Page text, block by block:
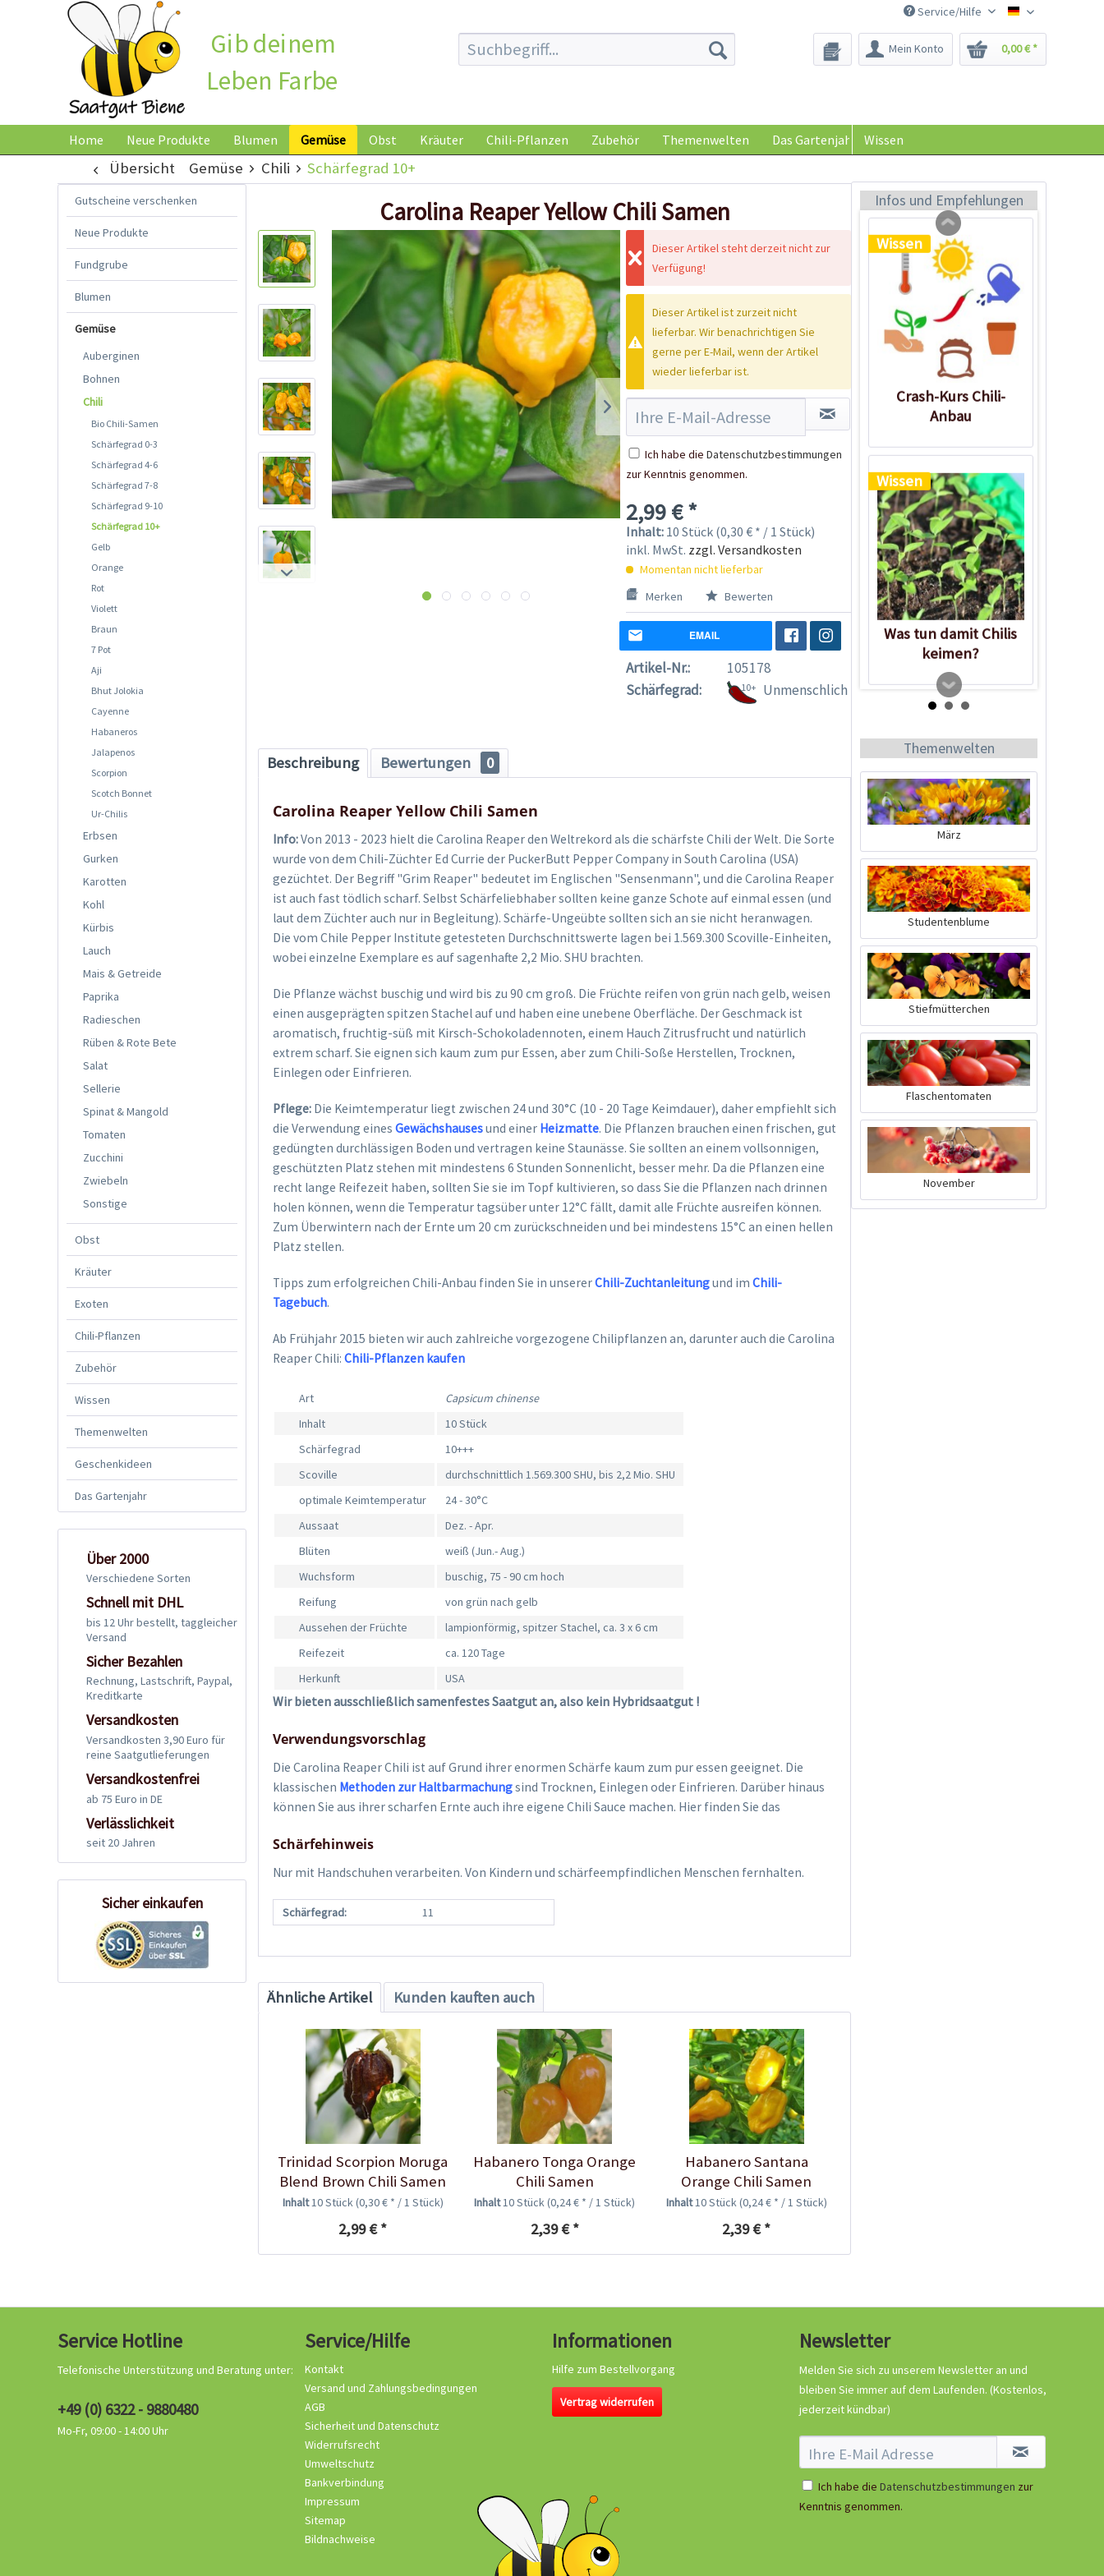
Saatgut-Biene
Service/Hilfe
Gib deinem
Leben Farbe
Mein Konto 0,00 € *
Home Neue Produkte Blumen Gemüse Obst Kräuter Chili-Pflanzen Zubehör Themenwelten Das Gartenjahr Wissen
Übersicht Gemüse Chili Schärfegrad 10+
Gutscheine verschenken
Neue Produkte
Fundgrube
Blumen
Gemüse
Auberginen
Bohnen
Chili
Bio Chili-Samen
Schärfegrad 0-3
Schärfegrad 4-6
Schärfegrad 7-8
Schärfegrad 9-10
Schärfegrad 10+
Gelb
Orange
Rot
Violett
Braun
7 Pot
Aji
Bhut Jolokia
Cayenne
Habaneros
Jalapenos
Scorpion
Scotch Bonnet
Ur-Chilis
Erbsen
Gurken
Karotten
Kohl
Kürbis
Lauch
Mais & Getreide
Paprika
Radieschen
Rüben & Rote Bete
Salat
Sellerie
Spinat & Mangold
Tomaten
Zucchini
Zwiebeln
Sonstige
Obst
Kräuter
Exoten
Chili-Pflanzen
Zubehör
Wissen
Themenwelten
Geschenkideen
Das Gartenjahr
Über 2000
Verschiedene Sorten
Schnell mit DHL
bis 12 Uhr bestellt, taggleicher
Versand
Sicher Bezahlen
Rechnung, Lastschrift, Paypal,
Kreditkarte
Versandkosten
Versandkosten 3,90 Euro für
reine Saatgutlieferungen
Versandkostenfrei
ab 75 Euro in DE
Verlässlichkeit
seit 20 Jahren
Sicher einkaufen
Carolina Reaper Yellow Chili Samen
Dieser Artikel steht derzeit nicht zur
Verfügung!
Dieser Artikel ist zurzeit nicht
lieferbar. Wir benachrichtigen Sie
gerne per E-Mail, wenn der Artikel
wieder lieferbar ist.
Ich habe die Datenschutzbestimmungen
zur Kenntnis genommen.
2,99 € *
Inhalt: 10 Stück (0,30 € * / 1 Stück)
inkl. MwSt. zzgl. Versandkosten
Momentan nicht lieferbar
Merken
Bewerten
EMAIL
Artikel-Nr.:
105178
Schärfegrad:
10+ Unmenschlich
Beschreibung Bewertungen 0
Carolina Reaper Yellow Chili Samen
Info:Von 2013 - 2023 hielt die Carolina Reaper den Weltrekord als die schärfste Chili der Welt. Die Sorte
wurde von dem Chili-Züchter Ed Currie der PuckerButt Pepper Company in South Carolina (USA)
gezüchtet. Der Begriff "Grim Reaper" bedeutet im Englischen "Sensenmann", und die Carolina Reaper
ist auch fast tödlich scharf. Selbst Schärfeliebhaber sollten keine ganze Schote auf einmal essen (und
laut dem Züchter auch nur in Begleitung). Schärfe-Ungeübte sollten sich an sie nicht heranwagen.
Die vom Chile Pepper Institute getesteten Durchschnittswerte lagen bei 1.569.300 Scoville-Einheiten,
wobei einzelne Exemplare es auf sagenhafte 2,2 Mio. SHU brachten.
Die Pflanze wächst buschig und wird bis zu 90 cm groß. Die Früchte reifen von grün nach gelb, weisen
einen ausgeprägten spitzen Stachel auf und haben eine unebene Oberfläche. Der Geschmack ist
aromatisch, fruchtig-süß mit Kirsch-Schokoladennoten, einem Hauch Zitrusfrucht und natürlich
extrem scharf. Sie eignen sich kaum zum pur Essen, aber zum Chili-Soße Herstellen, Trocknen,
Einlegen oder Einfrieren.
Pflege: Die Keimtemperatur liegt zwischen 24 und 30°C (10 - 20 Tage Keimdauer), daher empfiehlt sich
die Verwendung einesGewächshausesund einer Heizmatte. Die Pflanzen brauchen einen frischen, gut
gedüngten durchlässigen Boden und vertragen keine Staunässe. Sie sollten an einem vollsonnigen,
geschützten Platz stehen mit mindestens 6 Stunden Sonnenlicht, besser mehr. Da die Pflanzen eine
recht lange Reifezeit haben, sollten Sie sie im Topf kultivieren, so dass Sie die Pflanzen nach drinnen
holen können, wenn die Temperatur tagsüber unter 12°C fällt, damit alle Früchte ausreifen können.
Zum Überwintern nach der Ernte um 20 cm zurückschneiden und bei mindestens 15°C an einen hellen
Platz stellen.
Tipps zum erfolgreichen Chili-Anbau finden Sie in unsererChili-Zuchtanleitungund imChili-
Tagebuch.
Ab Frühjahr 2015 bieten wir auch zahlreiche vorgezogene Chilipflanzen an, darunter auch die Carolina
Reaper Chili:Chili-Pflanzen kaufen
Art
Capsicum chinense
Inhalt
10 Stück
Schärfegrad
10+++
Scoville
durchschnittlich 1.569.300 SHU, bis 2,2 Mio. SHU
optimale Keimtemperatur
24 - 30°C
Aussaat
Dez. - Apr.
Blüten
weiß (Jun.- Aug.)
Wuchsform
buschig, 75 - 90 cm hoch
Reifung
von grün nach gelb
Aussehen der Früchte
lampionförmig, spitzer Stachel, ca. 3 x 6 cm
Reifezeit
ca. 120 Tage
Herkunft
USA
Wir bieten ausschließlich samenfestes Saatgut an, also kein Hybridsaatgut !
Verwendungsvorschlag
Die Carolina Reaper Chili ist auf Grund ihrer enormen Schärfe kaum zum pur essen geeignet. Die
klassischen Methoden zur Haltbarmachungsind Trocknen, Einlegen oder Einfrieren. Darüber hinaus
können Sie aus ihrer scharfen Ernte auch ihre eigene Chili Sauce machen. Hier finden Sie das
Schärfehinweis
Nur mit Handschuhen verarbeiten. Von Kindern und schärfeempfindlichen Menschen fernhalten.
Schärfegrad: 11
Ähnliche Artikel Kunden kauften auch
Trinidad Scorpion Moruga
Blend Brown Chili Samen
Inhalt10 Stück(0,30 € * / 1 Stück)
2,99 € *
Habanero Tonga Orange
Chili Samen
Inhalt10 Stück(0,24 € * / 1 Stück)
2,39 € *
Habanero Santana
Orange Chili Samen
Inhalt10 Stück(0,24 € * / 1 Stück)
2,39 € *
Infos und Empfehlungen
0,29 € *
Wissen
Crash-Kurs Chili-
Anbau
Wissen
Was tun damit Chilis
keimen?
BIO Chili-Dünger
Inhalt0.5 Liter(21,98 € * / 1 Liter)
10,99 € *
Jetzt bestellen
Charly Chili -
Pflanztopf Grau
Themenwelten
März
Studentenblume
Stiefmütterchen
Flaschentomaten
November
Service Hotline
Telefonische Unterstützung und Beratung unter:
+49 (0) 6322 - 9880480
Mo-Fr, 09:00 - 14:00 Uhr
Service/Hilfe
Kontakt
Versand und Zahlungsbedingungen
AGB
Sicherheit und Datenschutz
Widerrufsrecht
Umweltschutz
Bankverbindung
Impressum
Sitemap
Bildnachweise
Informationen
Hilfe zum Bestellvorgang
Vertrag widerrufen
Newsletter
Melden Sie sich zu unserem Newsletter an und
bleiben Sie immer auf dem Laufenden. (Kostenlos,
jederzeit kündbar)
Ich habe die Datenschutzbestimmungen zur
Kenntnis genommen.